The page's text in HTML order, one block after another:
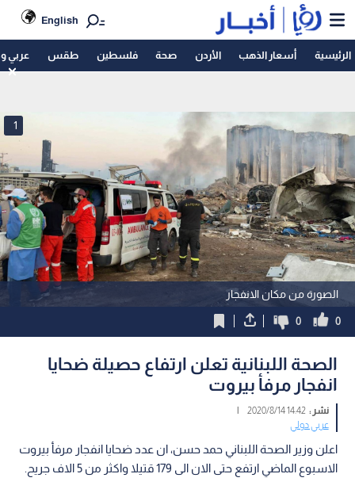
English
الرئيسية أسعار الذهب الأردن صحة فلسطين طقس عربي
الصورة من مكان الانفجار
1
0
0
الصحة اللبنانية تعلن ارتفاع حصيلة ضحايا
انفجار مرفأ بيروت
نشر :14:42 2020/8/14
|
عربي دولي
اعلن وزير الصحة اللبناني حمد حسن، ان عدد ضحايا انفجار مرفأ بيروت
الاسبوع الماضي ارتفع حتى الان الى 179 قتيلا واكثر من 5 الاف جريح.